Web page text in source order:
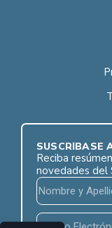
SUSCRÍBASE
Reciba
novedades del